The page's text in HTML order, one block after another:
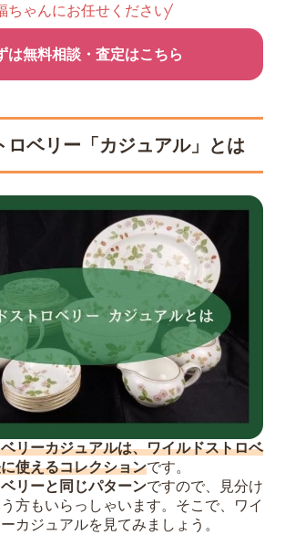
ちゃんにお任せください
は無料相談・査定はこちら
ロベリー「カジュアル」とは
リーカジュアルは、ワイルドストロベ
使えるコレクションです。
リーと同じパターンですので、見分け
方もいらっしゃいます。そこで、ワイ
カジュアルを見てみましょう。